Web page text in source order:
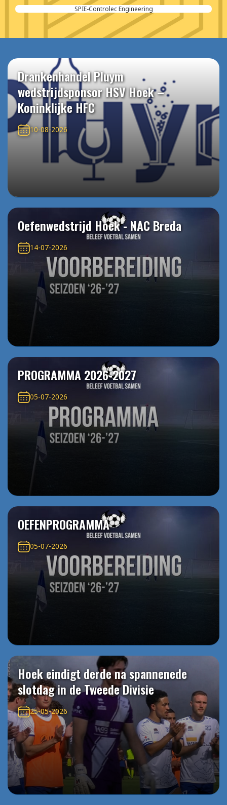
SPIE-Controlec Engineering
Drankenhandel Pluym
wedstrijdsponsor HSV Hoek –
Koninklijke HFC
10-08-2026
Oefenwedstrijd Hoek - NAC Breda
14-07-2026
PROGRAMMA 2026-2027
05-07-2026
OEFENPROGRAMMA
05-07-2026
Hoek eindigt derde na spannenede
slotdag in de Tweede Divisie
25-05-2026